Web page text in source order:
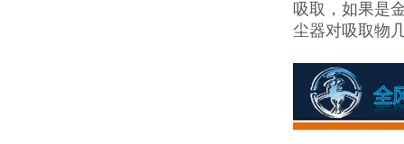
吸取，如果是
尘器对吸取物